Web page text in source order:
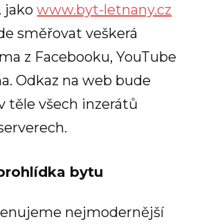
jakowww.byt-letnany.cz
směřovat veškerá
z Facebooku, YouTube
Odkaz na web bude
těle všech inzerátů
bytu
nejmodernější